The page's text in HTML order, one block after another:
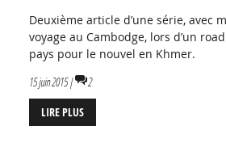
Deuxième article d’une série, avec
voyage au Cambodge, lors d’un
pays pour le nouvel en Khmer.
15 juin 2015 |
2
LIRE PLUS